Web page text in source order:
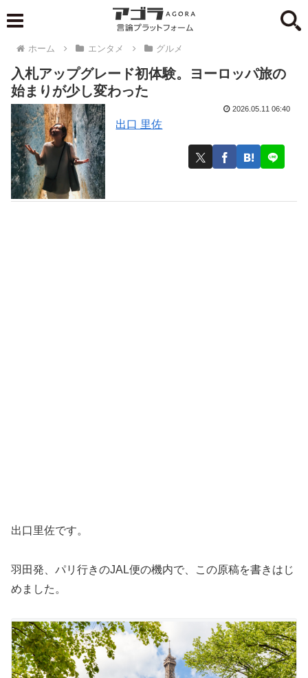
ホーム エンタメ グルメ
入札アップグレード初体験。ヨーロッパ旅の
始まりが少し変わった
出口 里佐
2026.05.11 06:40
出口里佐です。
羽田発、パリ行きのJAL便の機内で、この原稿を書きはじ
めました。